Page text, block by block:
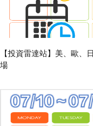
【投資雷達站】美、歐、
場